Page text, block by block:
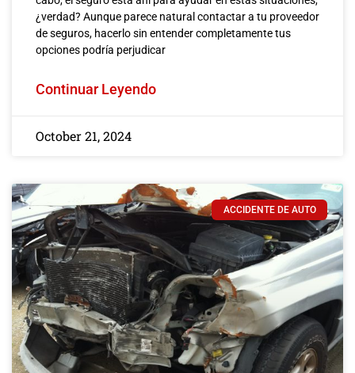
¿verdad? Aunque parece natural contactar a tu proveedor
de seguros, hacerlo sin entender completamente tus
opciones podría perjudicar
Continuar Leyendo
October 21, 2024
ACCIDENTE DE AUTO